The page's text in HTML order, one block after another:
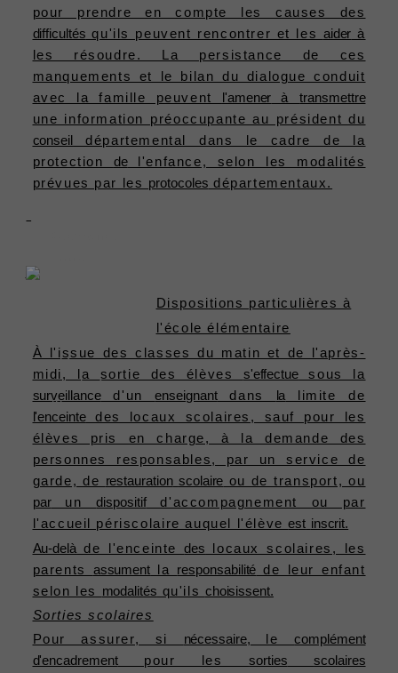
pour prendre en compte les causes des
difficultés qu'ils peuvent rencontrer et les aider à
les résoudre. La persistance de ces
manquements et le bilan du dialogue conduit
avec la famille peuvent
l'amener àtransmettre
une information préoccupante au président du
conseil
départemental dans le cadre de la
protection del'enfance, selon les modalités
prévues par les protocoles départementaux.
n’étant pas
repris à
l’heure.
x
Dispositions particulières à
l'école élémentaire
À l'issue des classes du matin et de l'après-
midi, la sortie des élèves s'effectue sous la
surveillanced'unenseignantdans la limite de
l'enceintedes locaux scolaires, sauf pour les
élèves pris en charge, à la demande des
personnes responsables, par un service de
garde, de restauration scolaire ou de transport, ou
parundispositifd'accompagnement ou par
l'accueil périscolaire auquel l'élèveest inscrit.
Au-delà de l'enceintedes locaux scolaires, les
parents assument la responsabilité de leur enfant
selon les modalités qu'ils choisissent.
Sorties scolaires
Pour assurer, si nécessaire, lecomplément
d'encadrementpour lessorties
scolaires